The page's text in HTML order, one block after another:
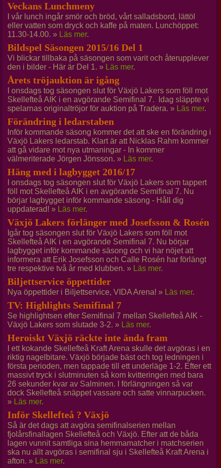
Veckans Lunchmeny
I vår lunch ingår smör och bröd, vårt salladsbord, lättöl
eller vatten som dryck och kaffe på maten. Lunchöppet:
11.30-14.00. » Läs mer.
Bildspel Säsongen 2015/16 Del 1
Vi blickar tillbaka på säsongen som varit och återupplever
den i bilder - Här är Del 1. » Läs mer.
Årets tröjauktion är igång
I onsdags tog säsongen slut för Växjö Lakers som föll mot
Skellefteå AIK i en avgörande Semifinal 7. Idag släppte vi
spelarnas originaltröjor för auktion på Tradera. » Läs mer.
Förändring i ledarstaben
Inför kommande säsong kommer det att ske en förändring i
Växjö Lakers ledarstab. Klart är att Nicklas Rahm kommer
att gå vidare mot nya utmaningar - In kommer
välmeriterade Jörgen Jönsson. » Läs mer.
Häng med i lagbygget 2016/17
I onsdags tog säsongen slut för Växjö Lakers som tappert
föll mot Skellefteå AIK i en avgörande Semifinal 7. Nu
börjar lagbygget inför kommande säsong - Håll dig
uppdaterad! » Läs mer.
Växjö Lakers förlänger med Josefsson & Rosén
Igår tog säsongen slut för Växjö Lakers som föll mot
Skellefteå AIK i en avgörande Semifinal 7. Nu börjar
lagbygget inför kommande säsong och vi har nöjet att
informera att Erik Josefsson och Calle Rosén har förlängt
tre respektive två år med klubben. » Läs mer.
Biljettservice öppettider
Nya öppettider i Biljettservice, VIDA Arena! » Läs mer.
TV: Highlights Semifinal 7
Se highlightsen efter Semifinal 7 mellan Skellefteå AIK -
Växjö Lakers som slutade 3-2. » Läs mer.
Heroiskt Växjö räckte inte ända fram
I ett kokande Skellefteå Kraft Arena skulle det avgöras i en
riktig nagelbitare. Växjö började bäst och tog ledningen i
första perioden, men tappade till ett underläge 1-2. Efter ett
massivt tryck i slutminuten så kom kvitteringen med bara
26 sekunder kvar av Salminen. I förlängningen så var
dock Skellefteå snäppet vassare och satte vinnarpucken.
» Läs mer.
Inför Skellefteå ? Växjö
Så är det dags att avgöra semifinalserien mellan
fjolårsfinallagen Skellefteå och Växjö. Efter att de båda
lagen vunnit samtliga sina hemmamatcher i matchserien
ska nu allt avgöras i semifinal sju i Skellefteå Kraft Arena i
afton. » Läs mer.